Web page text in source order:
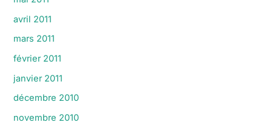
avril 2011
mars 2011
février 2011
janvier 2011
décembre 2010
novembre 2010